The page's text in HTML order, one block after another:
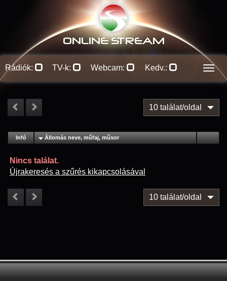
ONLINE STREAM
Rádiók: TV-k: Webcam: Kedv.:
10 találat/oldal
Infó Lejátszás
Állomás neve, műfaj, műsor
Nincs találat.
Újrakeresés a szűrés kikapcsolásával
10 találat/oldal